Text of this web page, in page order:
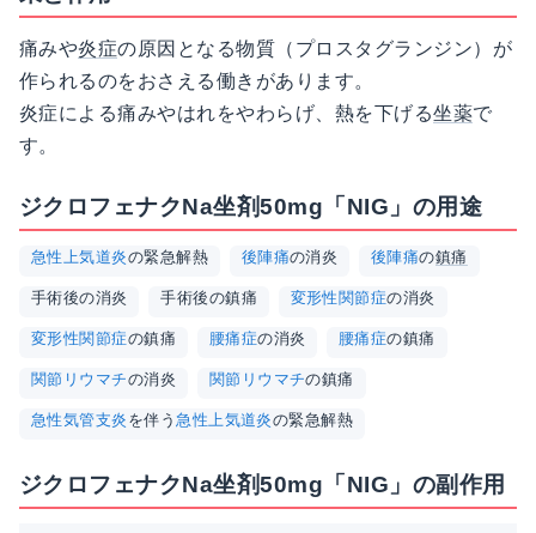
痛みや炎症の原因となる物質（プロスタグランジン）が
作られるのをおさえる働きがあります。
炎症による痛みやはれをやわらげ、熱を下げる坐薬で
す。
ジクロフェナクNa坐剤50mg「NIG」の用途
急性上気道炎の緊急解熱 後陣痛の消炎 後陣痛の鎮痛
手術後の消炎 手術後の鎮痛 変形性関節症の消炎
変形性関節症の鎮痛 腰痛症の消炎 腰痛症の鎮痛
関節リウマチの消炎 関節リウマチの鎮痛
急性気管支炎 を伴う急性上気道炎の緊急解熱
ジクロフェナクNa坐剤50mg「NIG」の副作用